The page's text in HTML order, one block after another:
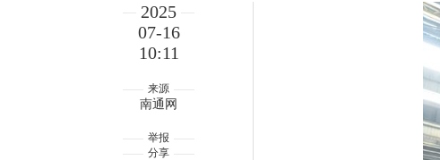
2025
07-16
10:11
来源
南通网
举报
分享